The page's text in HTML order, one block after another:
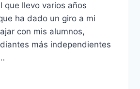
que llevo varios años
ha dado un giro a mi
con mis alumnos,
más independientes